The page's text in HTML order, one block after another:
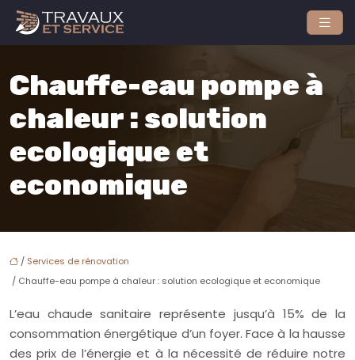
Chauffe-eau pompe à
chaleur : solution
ecologique et
economique
/ Services de rénovation
/ Chauffe-eau pompe à chaleur : solution ecologique et economique
L’eau chaude sanitaire représente jusqu’à 15% de la
consommation énergétique d’un foyer. Face à la hausse
des prix de l’énergie et à la nécessité de réduire notre